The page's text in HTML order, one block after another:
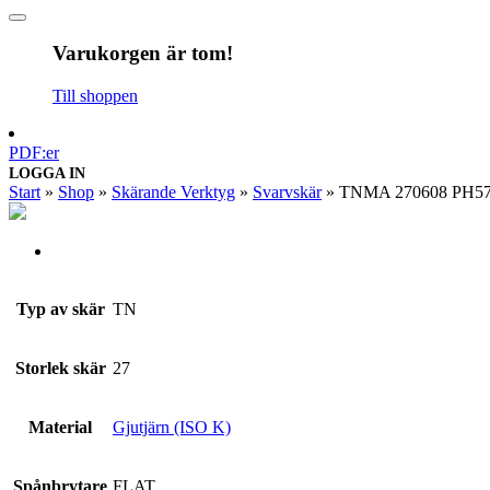
Varukorgen är tom!
Till shoppen
PDF:er
LOGGA IN
Start » Shop » Skärande Verktyg » Svarvskär» TNMA 270608
Typ av skär TN
Storlek skär 27
Material Gjutjärn (ISO K)
Spånbrytare FLAT